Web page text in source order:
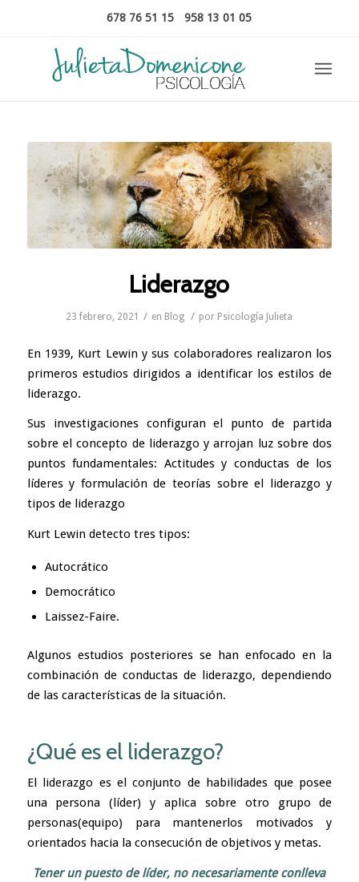
678 76 51 15 -958 13 01 05
Liderazgo
23 febrero, 2021 / en Blog / por Psicología Julieta
En 1939, Kurt Lewiny sus colaboradores realizaron los
primeros estudios dirigidos a identificar los estilos de
liderazgo.
Sus investigaciones configuran el punto de partida
sobre el concepto de liderazgo y arrojan luz sobre dos
puntos fundamentales: Actitudes y conductas de los
líderes y formulación de teorías sobre el liderazgo y
tipos de liderazgo
Kurt Lewin detecto tres tipos:
Autocrático
Democrático
Laissez-Faire.
Algunos estudios posteriores se han enfocado en la
combinación de conductas de liderazgo, dependiendo
de las características de la situación.
¿Qué es el liderazgo?
El liderazgo es el conjunto de habilidades que posee
una persona (líder) y aplica sobre otro grupo de
personas(equipo) para mantenerlos motivados y
orientados hacia la consecución de objetivos y metas.
Tener un puesto de líder, no necesariamente conlleva